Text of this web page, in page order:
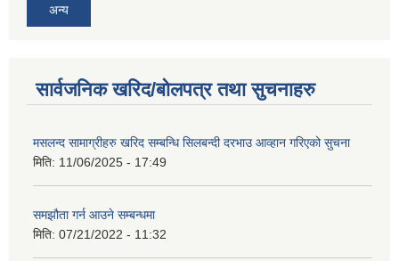
अन्य
सार्वजनिक खरिद/बोलपत्र तथा सुचनाहरु
मसलन्द सामाग्रीहरु खरिद सम्बन्धि सिलबन्दी दरभाउ आव्हान गरिएको सुचना
मिति: 11/06/2025 - 17:49
समझौता गर्न आउने सम्बन्धमा
मिति: 07/21/2022 - 11:32